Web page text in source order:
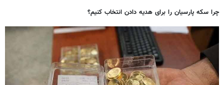
چرا سکه پارسیان را برای هدیه دادن انتخاب کنیم؟